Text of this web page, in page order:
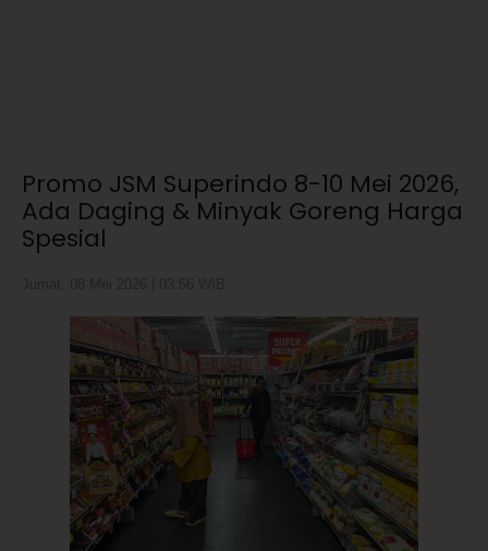
Promo JSM Superindo 8-10 Mei 2026,
Ada Daging & Minyak Goreng Harga
Spesial